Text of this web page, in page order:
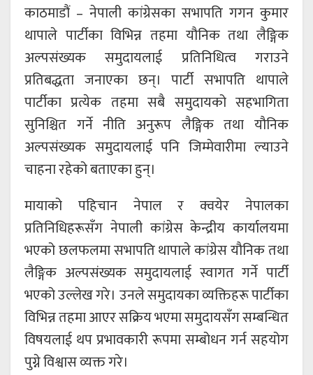
काठमाडौं – नेपाली कांग्रेसका सभापति गगन कुमार
थापाले पार्टीका विभिन्न तहमा यौनिक तथा लैङ्गिक
अल्पसंख्यक समुदायलाई प्रतिनिधित्व गराउने
प्रतिबद्धता जनाएका छन्। पार्टी सभापति थापाले
पार्टीका प्रत्येक तहमा सबै समुदायको सहभागिता
सुनिश्चित गर्ने नीति अनुरूप लैङ्गिक तथा यौनिक
अल्पसंख्यक समुदायलाई पनि जिम्मेवारीमा ल्याउने
चाहना रहेको बताएका हुन्।
मायाको पहिचान नेपाल र क्वयेर नेपालका
प्रतिनिधिहरूसँग नेपाली कांग्रेस केन्द्रीय कार्यालयमा
भएको छलफलमा सभापति थापाले कांग्रेस यौनिक तथा
लैङ्गिक अल्पसंख्यक समुदायलाई स्वागत गर्ने पार्टी
भएको उल्लेख गरे। उनले समुदायका व्यक्तिहरू पार्टीका
विभिन्न तहमा आएर सक्रिय भएमा समुदायसँग सम्बन्धित
विषयलाई थप प्रभावकारी रूपमा सम्बोधन गर्न सहयोग
पुग्ने विश्वास व्यक्त गरे।